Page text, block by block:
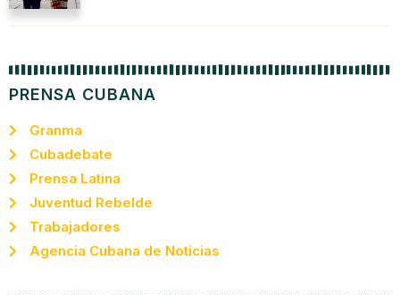
PRENSA CUBANA
Granma
Cubadebate
Prensa Latina
Juventud Rebelde
Trabajadores
Agencia Cubana de Noticias